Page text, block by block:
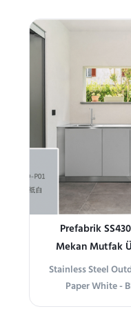
tasarımı,
Prefabrik
Mekan Mutfak
Stainless Steel
Paper White -
information